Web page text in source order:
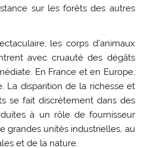
sur les forêts des autres
les corps d’animaux
avec cruauté des dégâts
En France et en Europe,
La disparition de la richesse et
se fait discrètement dans des
à un rôle de fournisseur
grandes unités industrielles, au
et de la nature.